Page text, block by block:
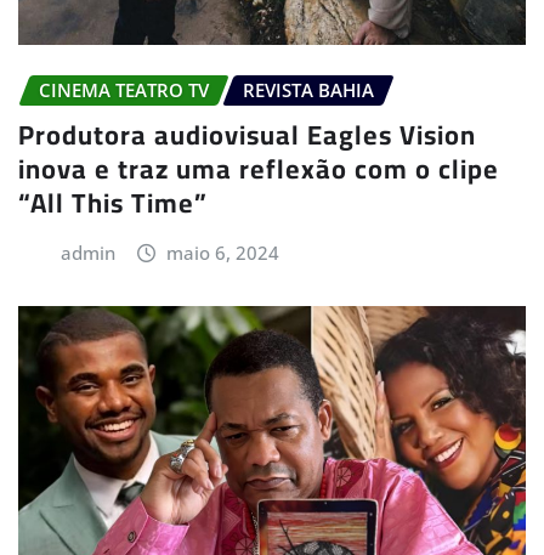
CINEMA TEATRO TV REVISTA BAHIA
Produtora audiovisual Eagles Vision
inova e traz uma reflexão com o clipe
“All This Time”
admin maio 6, 2024